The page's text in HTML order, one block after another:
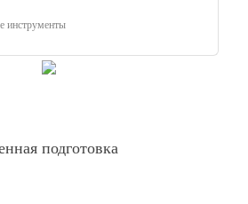
инструменты
подготовка